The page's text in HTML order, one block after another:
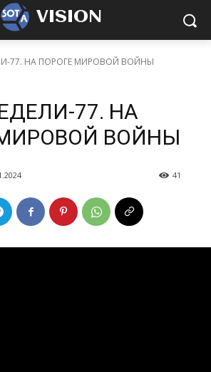
VISION
77. НА ПОРОГЕ МИРОВОЙ ВОЙНЫ
77. НА
ВОЙНЫ
41